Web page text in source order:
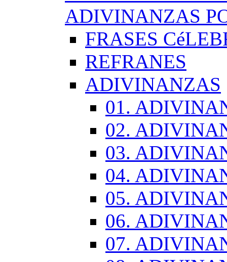
ADIVINANZAS
FRASES
REFRANES
ADIVINANZAS
01.
02.
03.
04.
05.
06.
07.